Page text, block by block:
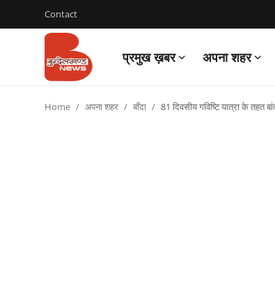
Contact
प्रमुख ख़बर अपना शहर
Login
Home अपना शहर बाँदा 81 दिवसीय गविष्टि यात्रा के तहत